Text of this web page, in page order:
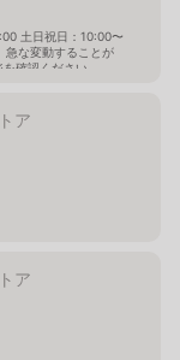
土日祝日：10:00〜
急な変動することが
確認ください
ア
ア